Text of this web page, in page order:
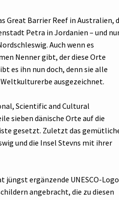
Great Barrier Reef in Australien,
Petra in Jordanien – und
Auch wenn es
Nenner gibt, der diese Orte
es ihn nun doch, denn sie alle
Weltkulturerbe ausgezeichnet.
Scientific and Cultural
sieben dänische Orte auf die
gesetzt. Zuletzt das
und die Insel Stevns mit ihrer
jüngst ergänzende UNESCO-
angebracht, die zu diesen